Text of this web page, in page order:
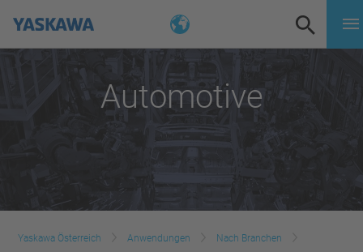
Automotive
Yaskawa Österreich Anwendungen
Nach Branchen